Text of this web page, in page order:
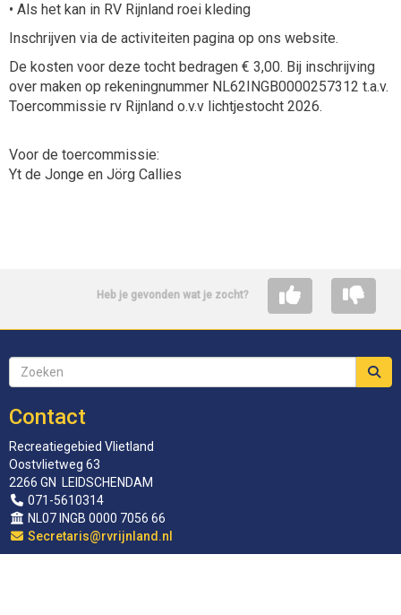
• Als het kan in RV Rijnland roei kleding
Inschrijven via de activiteiten pagina op ons website.
De kosten voor deze tocht bedragen € 3,00. Bij inschrijving
over maken op rekeningnummer NL62INGB0000257312 t.a.v.
Toercommissie rv Rijnland o.v.v lichtjestocht 2026.
Voor de toercommissie:
Yt de Jonge en Jörg Callies
Heb je gevonden wat je zocht?
Contact
Recreatiegebied Vlietland
Oostvlietweg 63
2266 GN LEIDSCHENDAM
071-5610314
NL07 INGB 0000 7056 66
siraterceS@rvrijnland.nl